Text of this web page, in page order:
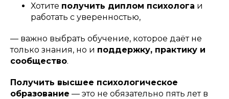
Хотите получить диплом психолога и
работать с уверенностью,
— важно выбрать обучение, которое даёт не
только знания, но и поддержку, практику и
сообщество.
Получить высшее психологическое
образование — это не обязательно пять лет в